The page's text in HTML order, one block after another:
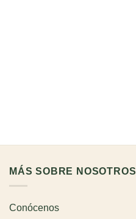
MÁS SOBRE NOSOTROS
Conócenos